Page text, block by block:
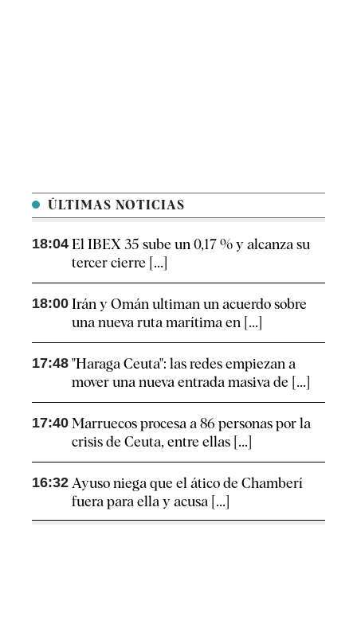
ÚLTIMAS NOTICIAS
18:04 El IBEX 35 sube un 0,17 % y alcanza su
tercer cierre [...]
18:00 Irán y Omán ultiman un acuerdo sobre
una nueva ruta marítima en [...]
17:48 "Haraga Ceuta": las redes empiezan a
mover una nueva entrada masiva de [...]
17:40 Marruecos procesa a 86 personas por la
crisis de Ceuta, entre ellas [...]
16:32 Ayuso niega que el ático de Chamberí
fuera para ella y acusa [...]